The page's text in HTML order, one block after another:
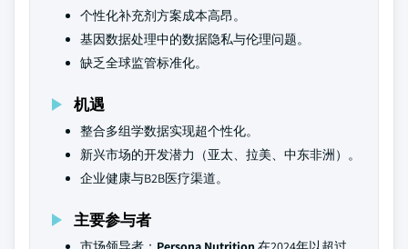
个性化补充剂方案成本高昂。
基因数据处理中的数据隐私与伦理问题。
缺乏全球监管标准化。
机遇
整合多组学数据实现超个性化。
新兴市场的开发潜力（亚太、拉美、中东非洲）。
企业健康与B2B医疗渠道。
主要参与者